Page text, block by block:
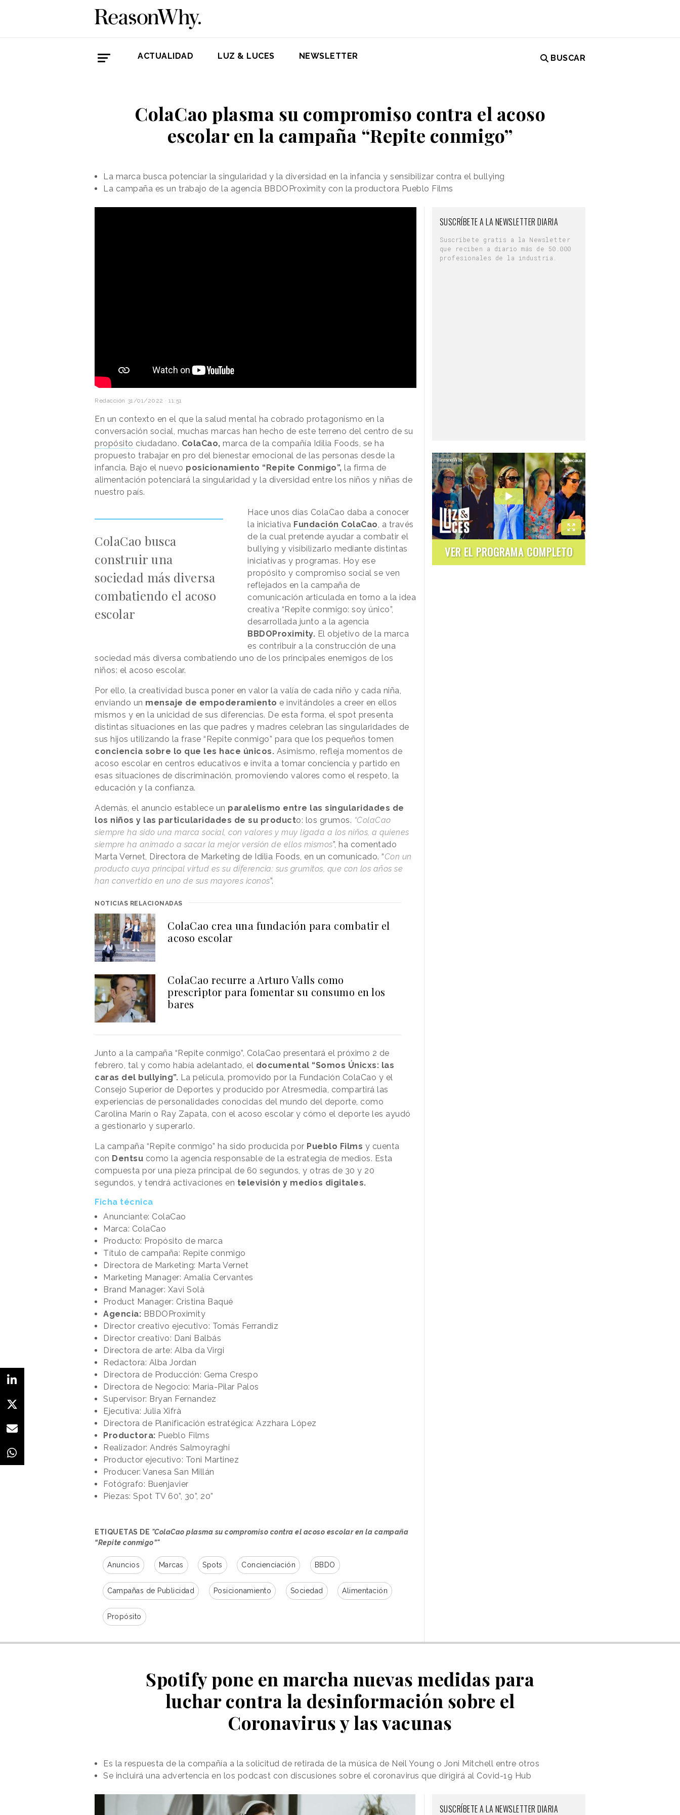
ACTUALIDAD LUZ & LUCES NEWSLETTER BUSCAR
ColaCao plasma su compromiso contra el acoso
escolar en la campaña “Repite conmigo”
La marca busca potenciar la singularidad y la diversidad en la infancia y sensibilizar contra el bullying
La campaña es un trabajo de la agencia BBDOProximity con la productora Pueblo Films
Redacción 31/01/2022 · 11:51
En un contexto en el que la salud mental ha cobrado protagonismo en la
conversación social, muchas marcas han hecho de este terreno del centro de su
propósito ciudadano. ColaCao, marca de la compañía Idilia Foods, se ha
propuesto trabajar en pro del bienestar emocional de las personas desde la
infancia. Bajo el nuevo posicionamiento “Repite Conmigo”, la firma de
alimentación potenciará la singularidad y la diversidad entre los niños y niñas de
nuestro país.
ColaCao busca
construir una
sociedad más diversa
combatiendo el acoso
escolar
Hace unos días ColaCao daba a conocer
la iniciativa Fundación ColaCao, a través
de la cual pretende ayudar a combatir el
bullying y visibilizarlo mediante distintas
iniciativas y programas. Hoy ese
propósito y compromiso social se ven
reflejados en la campaña de
comunicación articulada en torno a la idea
creativa “Repite conmigo: soy único”,
desarrollada junto a la agencia
BBDOProximity. El objetivo de la marca
es contribuir a la construcción de una
sociedad más diversa combatiendo uno de los principales enemigos de los
niños: el acoso escolar.
Por ello, la creatividad busca poner en valor la valía de cada niño y cada niña,
enviando un mensaje de empoderamiento e invitándoles a creer en ellos
mismos y en la unicidad de sus diferencias. De esta forma, el spot presenta
distintas situaciones en las que padres y madres celebran las singularidades de
sus hijos utilizando la frase “Repite conmigo” para que los pequeños tomen
conciencia sobre lo que les hace únicos. Asimismo, refleja momentos de
acoso escolar en centros educativos e invita a tomar conciencia y partido en
esas situaciones de discriminación, promoviendo valores como el respeto, la
educación y la confianza.
Además, el anuncio establece un paralelismo entre las singularidades de
los niños y las particularidades de su producto: los grumos. “ColaCao
siempre ha sido una marca social, con valores y muy ligada a los niños, a quienes
siempre ha animado a sacar la mejor versión de ellos mismos”, ha comentado
Marta Vernet, Directora de Marketing de Idilia Foods, en un comunicado. “Con un
producto cuya principal virtud es su diferencia: sus grumitos, que con los años se
han convertido en uno de sus mayores iconos”.
NOTICIAS RELACIONADAS
ColaCao crea una fundación para combatir el
acoso escolar
ColaCao recurre a Arturo Valls como
prescriptor para fomentar su consumo en los
bares
Junto a la campaña “Repite conmigo”, ColaCao presentará el próximo 2 de
febrero, tal y como había adelantado, el documental “Somos Únicxs: las
caras del bullying”. La película, promovido por la Fundación ColaCao y el
Consejo Superior de Deportes y producido por Atresmedia, compartirá las
experiencias de personalidades conocidas del mundo del deporte, como
Carolina Marín o Ray Zapata, con el acoso escolar y cómo el deporte les ayudó
a gestionarlo y superarlo.
La campaña “Repite conmigo” ha sido producida por Pueblo Films y cuenta
con Dentsu como la agencia responsable de la estrategia de medios. Esta
compuesta por una pieza principal de 60 segundos, y otras de 30 y 20
segundos, y tendrá activaciones en televisión y medios digitales.
Ficha técnica
Anunciante: ColaCao
Marca: ColaCao
Producto: Propósito de marca
Título de campaña: Repite conmigo
Directora de Marketing: Marta Vernet
Marketing Manager: Amalia Cervantes
Brand Manager: Xavi Solà
Product Manager: Cristina Baqué
Agencia: BBDOProximity
Director creativo ejecutivo: Tomás Ferrandiz
Director creativo: Dani Balbás
Directora de arte: Alba da Virgi
Redactora: Alba Jordan
Directora de Producción: Gema Crespo
Directora de Negocio: Maria-Pilar Palos
Supervisor: Bryan Fernandez
Ejecutiva: Julia Xifrà
Directora de Planificación estratégica: Azzhara López
Productora: Pueblo Films
Realizador: Andrés Salmoyraghi
Productor ejecutivo: Toni Martinez
Producer: Vanesa San Millán
Fotógrafo: Buenjavier
Piezas: Spot TV 60”, 30”, 20”
ETIQUETAS DE "ColaCao plasma su compromiso contra el acoso escolar en la campaña
“Repite conmigo”"
Anuncios Marcas Spots Concienciación BBDO
Campañas de Publicidad Posicionamiento Sociedad Alimentación
Propósito
SUSCRÍBETE A LA NEWSLETTER DIARIA
Suscríbete gratis a la Newsletter
que reciben a diario más de 50.000
profesionales de la industria.
VER EL PROGRAMA COMPLETO
Spotify pone en marcha nuevas medidas para
luchar contra la desinformación sobre el
Coronavirus y las vacunas
Es la respuesta de la compañía a la solicitud de retirada de la música de Neil Young o Joni Mitchell entre otros
Se incluirá una advertencia en los podcast con discusiones sobre el coronavirus que dirigirá al Covid-19 Hub
SUSCRÍBETE A LA NEWSLETTER DIARIA